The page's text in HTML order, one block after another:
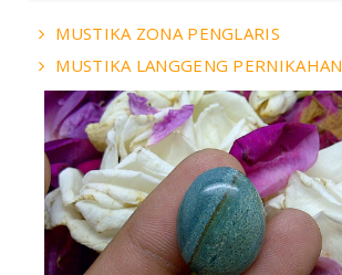
MUSTIKA ZONA PENGLARIS
MUSTIKA LANGGENG PERNIKAHAN